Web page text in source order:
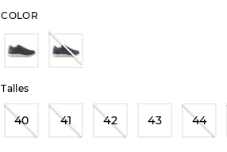
COLOR
Talles
40 41 42 43 44